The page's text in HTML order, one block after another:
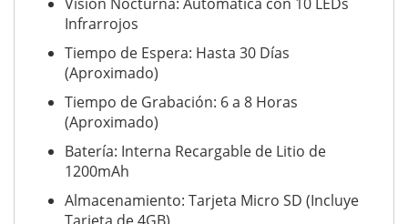
Infrarrojos
Tiempo de Espera: Hasta 30 Días
(Aproximado)
Tiempo de Grabación: 6 a 8 Horas
(Aproximado)
Batería: Interna Recargable de Litio de
1200mAh
Almacenamiento: Tarjeta Micro SD (Incluye